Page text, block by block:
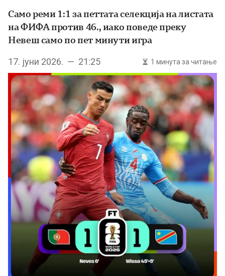
Само реми 1:1 за петтата селекција на листата
на ФИФА против 46., иако поведе преку
Невеш само по пет минути игра
17. јуни 2026. — 21:25 1 минута за читање